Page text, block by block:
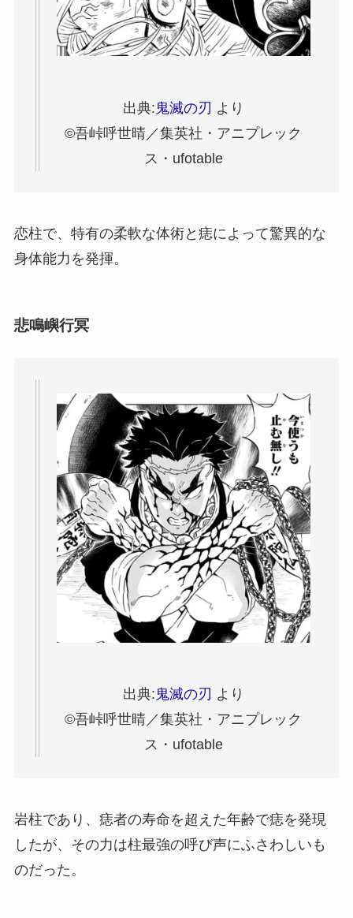
出典: 鬼滅の刃 より
©吾峠呼世晴／集英社・アニプレック
ス・ufotable
恋柱で、特有の柔軟な体術と痣によって驚異的な
身体能力を発揮。
悲鳴嶼行冥
出典: 鬼滅の刃 より
©吾峠呼世晴／集英社・アニプレック
ス・ufotable
岩柱であり、痣者の寿命を超えた年齢で痣を発現
したが、その力は柱最強の呼び声にふさわしいも
のだった。